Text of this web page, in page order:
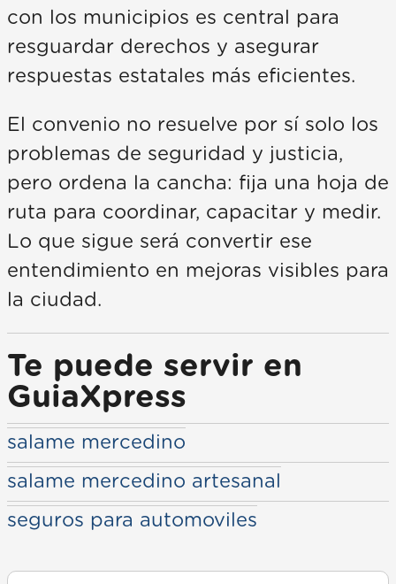
con los municipios es central para
resguardar derechos y asegurar
respuestas estatales más eficientes.
El convenio no resuelve por sí solo los
problemas de seguridad y justicia,
pero ordena la cancha: fija una hoja de
ruta para coordinar, capacitar y medir.
Lo que sigue será convertir ese
entendimiento en mejoras visibles para
la ciudad.
Te puede servir en
GuiaXpress
salame mercedino
salame mercedino artesanal
seguros para automoviles